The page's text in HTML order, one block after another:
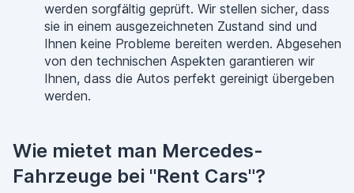
werden sorgfältig geprüft. Wir stellen sicher, dass
sie in einem ausgezeichneten Zustand sind und
Ihnen keine Probleme bereiten werden. Abgesehen
von den technischen Aspekten garantieren wir
Ihnen, dass die Autos perfekt gereinigt übergeben
werden.
Wie mietet man Mercedes-
Fahrzeuge bei "Rent Cars"?